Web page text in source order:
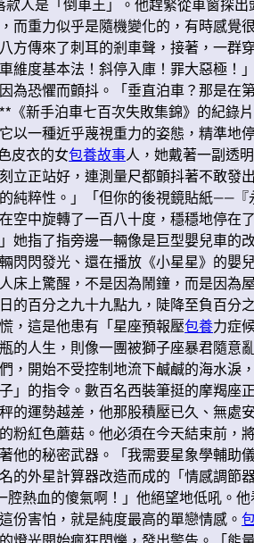
人是「倒車王」。他趕緊從車窗探
重力似乎是隨機變化的，有時感
方傳來了刺耳的剎車聲，接著，一
維度基本法！斜停入庫！罪大惡極！
為恐懼而顫抖。「垂直泊車？那是
新手泊車七百次失敗集錦》的紀錄
一種近乎蔑視重力的姿態，精準
皮衣的女包養故事人，她戴著一副透
正站好，連測量尺都顫抖著不敢
粹性。」「但你的後視鏡貼紙——
中旋轉了一百八十度，穩穩地停
指了指旁邊一輛像是巨型嬰兒車
閃閃發光、還在播放《小星星》的嬰
上驚醒，不是因為鬧鐘，而是因
百分之九十九點九，陡降至負百
，這是他患有「星座預報壓包養力症
人生，則像一團被獅子座暴君隨
開始不受控制地流下鹹鹹的海水
的指令。數百名西裝筆挺的摩羯
運勢越差，他那股積壓已久、無
粉紅色蘑菇。他必須在今天結束前
的秘密武器。「我需要星象學輔助
的外星計算器改造而成的「情感調
熱血的傻氣啊！」他絕望地低吼。
份害怕，就是純度最高的單戀情感。